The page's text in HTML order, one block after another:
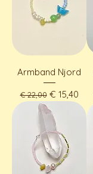
Armband Njord
Standardpreis
€ 22,00 Sale-Preis
€ 15,40